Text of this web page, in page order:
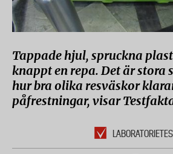
Tappade hjul, spruckna
knappt en repa. Det är stora
hur bra olika resväskor
påfrestningar, visar